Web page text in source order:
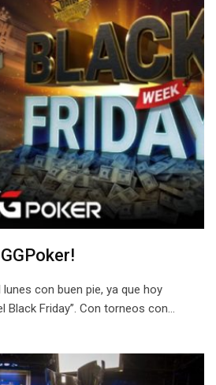
con buen pie, ya que hoy
Black Friday”. Con torneos con…